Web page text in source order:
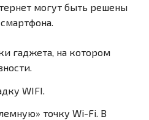
могут быть решены
гаджета, на котором
WIFI.
точку Wi-Fi. В